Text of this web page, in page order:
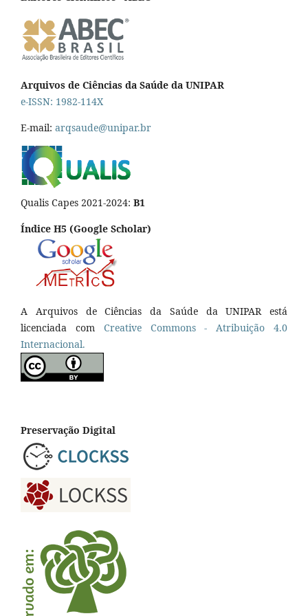
Arquivos de Ciências da Saúde da UNIPAR
e-ISSN: 1982-114X
E-mail: arqsaude@unipar.br
Qualis Capes 2021-2024: B1
Índice H5 (Google Scholar)
A Arquivos de Ciências da Saúde da UNIPAR está
licenciada com Creative Commons - Atribuição 4.0
Internacional.
Preservação Digital